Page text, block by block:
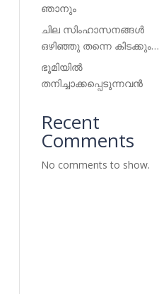
ഞാനും
ചില സിംഹാസനങ്ങൾ
ഒഴിഞ്ഞു തന്നെ കിടക്കും…
ഭൂമിയിൽ
തനിച്ചാക്കപ്പെടുന്നവൻ
Recent
Comments
No comments to show.